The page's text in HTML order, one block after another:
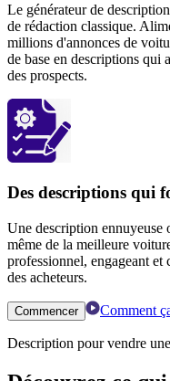
Le générateur de
de rédaction classique.
millions d'annonces de
de base en descriptions qui
des prospects.
Des descriptions qui
Une description ennuyeuse
même de la meilleure
professionnel, engageant et
des acheteurs.
Commencer Comment
Description pour vendre